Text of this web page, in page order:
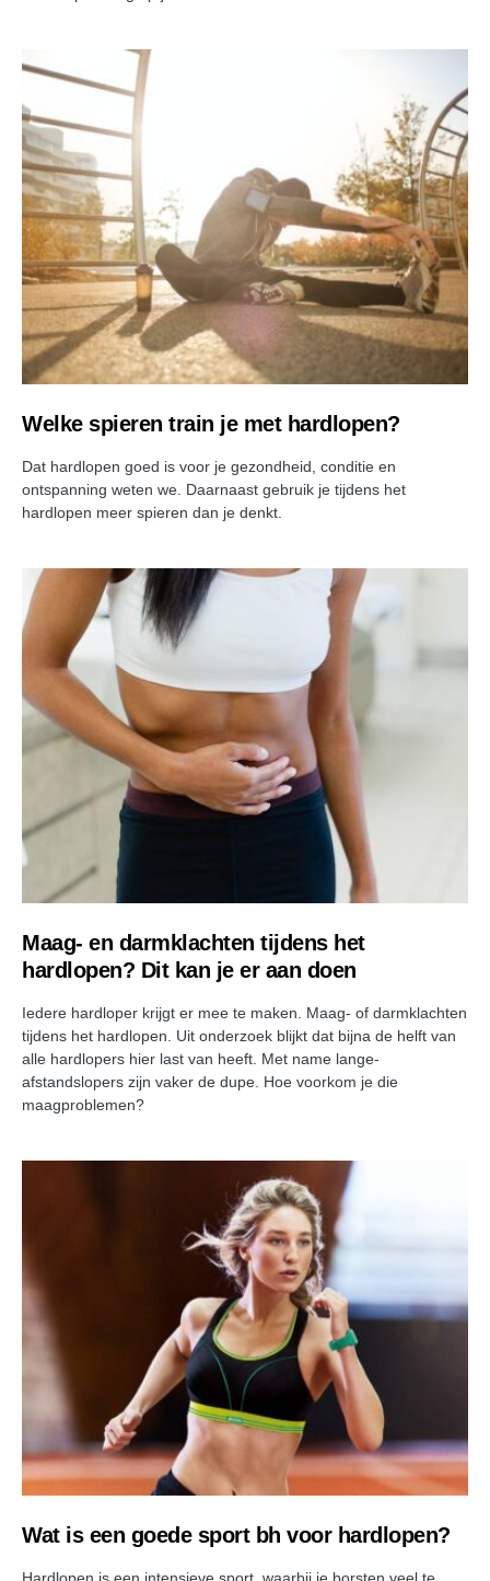
Welke spieren train je met hardlopen?
Dat hardlopen goed is voor je gezondheid, conditie en
ontspanning weten we. Daarnaast gebruik je tijdens het
hardlopen meer spieren dan je denkt.
Maag- en darmklachten tijdens het
hardlopen? Dit kan je er aan doen
Iedere hardloper krijgt er mee te maken. Maag- of darmklachten
tijdens het hardlopen. Uit onderzoek blijkt dat bijna de helft van
alle hardlopers hier last van heeft. Met name lange-
afstandslopers zijn vaker de dupe. Hoe voorkom je die
maagproblemen?
Wat is een goede sport bh voor hardlopen?